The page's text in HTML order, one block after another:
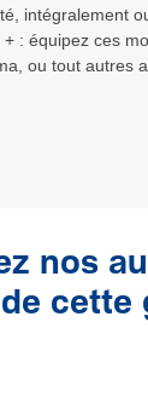
intégralement
: équipez ces
ou tout autres
nos
cette